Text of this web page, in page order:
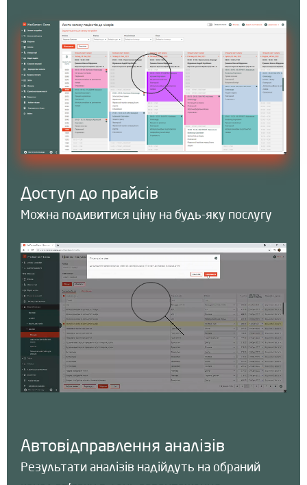
Доступ до прайсів
Можна подивитися ціну на будь-яку послугу
Автовідправлення аналізів
Результати аналізів надійдуть на обраний